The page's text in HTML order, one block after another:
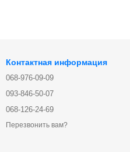
Контактная информация
068-976-09-09
093-846-50-07
068-126-24-69
Перезвонить вам?